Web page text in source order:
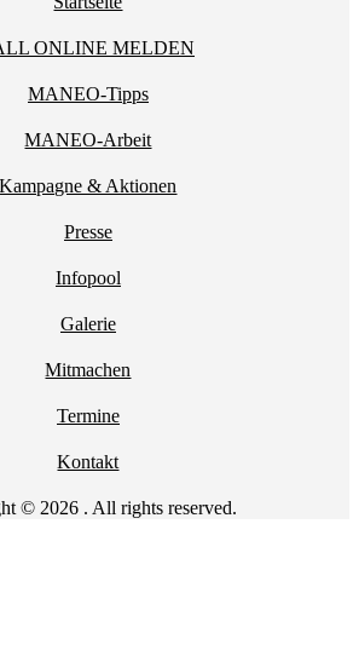
ONLINE MELDEN
MANEO-Tipps
MANEO-Arbeit
Kampagne & Aktionen
Presse
Infopool
Galerie
Mitmachen
Termine
Kontakt
© 2026 . All rights reserved.